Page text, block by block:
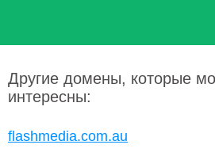
Другие домены, которые
интересны:
flashmedia.com.au